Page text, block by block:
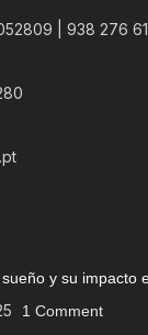
| 938 276
y su impacto
1 Comment